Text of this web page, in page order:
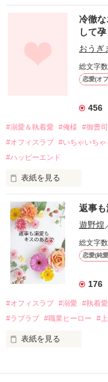
幼なじみの哲平に淡い
しかし、ある出来事を
関係修復もできないま
引っ越すことになり、
それから約十二年後。
過去の傷から、二度と
運命のような再会を果
酔った勢いで一夜を共
さらに、美桜が初めてだ
『責任をとる、結婚し
戸惑う美桜とは裏腹に
甘やかしてくる。
そんなある日、哲平は
遭っていることを知る。
美桜を守るため、哲平
夏木美桜(なつきみお)
鳴海哲平 (なるみてっぺ
冷徹
して
おうぎ
総文字
恋愛(オ
456
#溺愛＆執着愛 #俺様 #御曹
#オフィスラブ #いちゃいち
#ハッピーエンド
表紙を見る
おかしな噂を流されて
桜は、海外で傷心旅行
い、酒の勢いもあり一
帰国後、美桜は新しい
なんと彼の正体は、と
れて起業した新進気鋭
――御影恭司その人だ
なぜか恭司から飼い猫
返事
遊野煌
総文字
恋愛(純
176
#オフィスラブ #溺愛 #執着愛
#ラブラブ #職業ヒーロー #
表紙を見る
ションの企画戦略室で